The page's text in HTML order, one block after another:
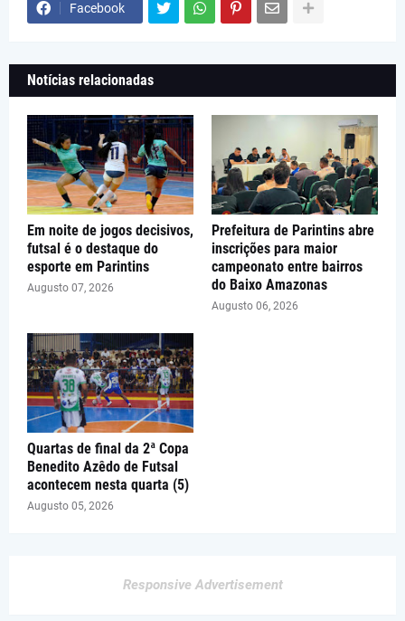
Facebook
Notícias relacionadas
Em noite de jogos decisivos,
futsal é o destaque do
esporte em Parintins
Augusto 07, 2026
Prefeitura de Parintins abre
inscrições para maior
campeonato entre bairros
do Baixo Amazonas
Augusto 06, 2026
Quartas de final da 2ª Copa
Benedito Azêdo de Futsal
acontecem nesta quarta (5)
Augusto 05, 2026
Responsive Advertisement